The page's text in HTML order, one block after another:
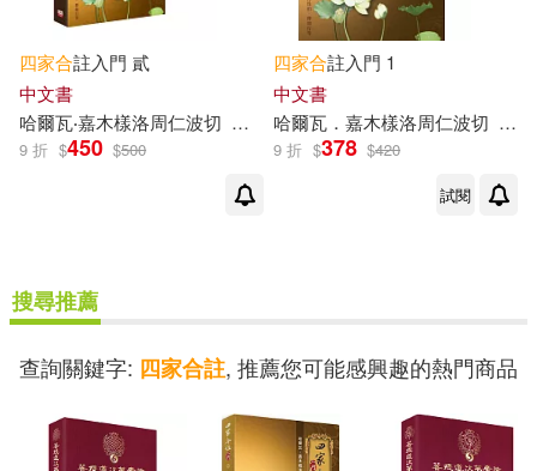
四家合註入門 貳
中文書
哈爾瓦‧嘉木樣洛周仁波切 釋如行 釋性柏
9 折 $450 $500
四家合註入門 1
中文書
哈爾瓦．嘉木樣洛周仁波切 釋
9 折 $378 $420
試閱
搜尋推薦
查詢關鍵字: 四家合註, 推薦您可能感興趣的熱門商品